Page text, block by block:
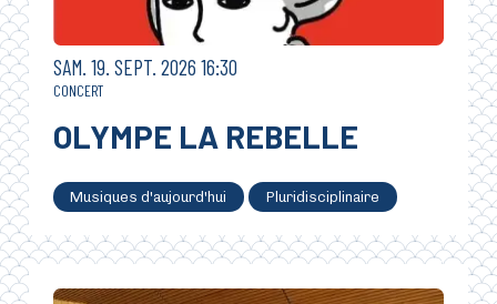
SAMEDI
SAM. 19. SEPTEMBRE
SEPT. 2026 16:30
CONCERT
OLYMPE LA REBELLE
Musiques d'aujourd'hui Pluridisciplinaire